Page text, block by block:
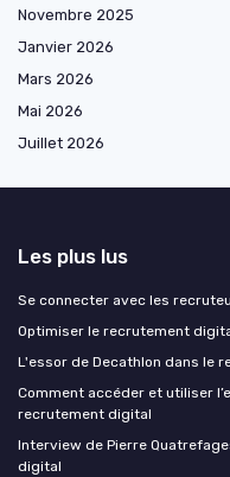
Novembre 2025
Janvier 2026
Mars 2026
Mai 2026
Juillet 2026
Les plus lus
Se connecter avec les
Optimiser le recrutement
L'essor de Decathlon dans le
Comment accéder et utiliser
recrutement digital
Interview de Pierre
digital